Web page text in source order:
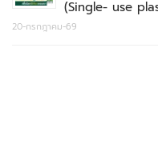
(Single- use
20-กรกฎาคม-69